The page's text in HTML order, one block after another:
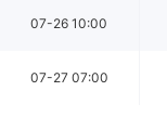
07-26 10:00
07-27 07:00